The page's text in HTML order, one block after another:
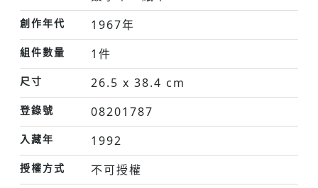
創作年代 1967年
組件數量 1件
尺寸 26.5 x 38.4 cm
登錄號 08201787
入藏年 1992
授權方式 不可授權